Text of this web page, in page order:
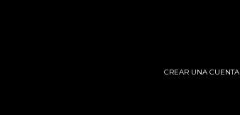
CREAR UNA CUENTA